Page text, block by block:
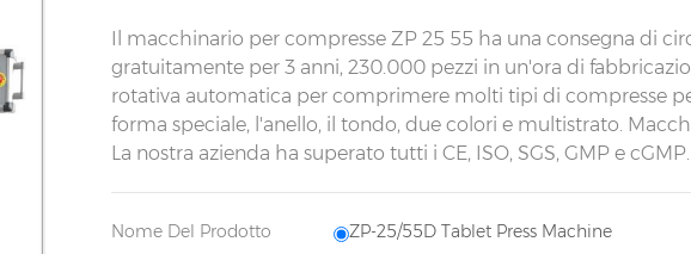
Il macchinario per compresse ZP 25 55 ha una consegna di
gratuitamente per 3 anni, 230.000 pezzi in un'ora di
rotativa automatica per comprimere molti tipi di compresse
forma speciale, l'anello, il tondo, due colori e multistrato.
La nostra azienda ha superato tutti i CE, ISO, SGS, GMP e cGMP.
Nome Del Prodotto
ZP-25/55D Tablet Press Machine